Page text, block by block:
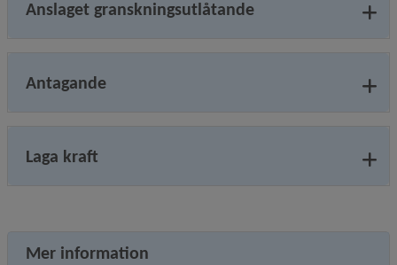
Anslaget granskningsutlåtande
Antagande
Laga kraft
Mer information